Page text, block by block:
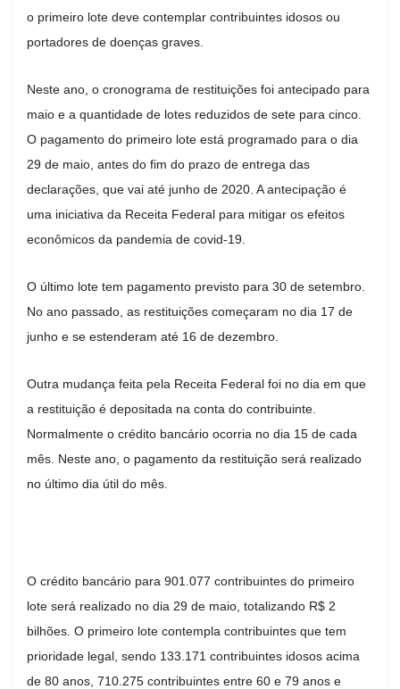
o primeiro lote deve contemplar contribuintes idosos ou
portadores de doenças graves.
Neste ano, o cronograma de restituições foi antecipado para
maio e a quantidade de lotes reduzidos de sete para cinco.
O pagamento do primeiro lote está programado para o dia
29 de maio, antes do fim do prazo de entrega das
declarações, que vai até junho de 2020. A antecipação é
uma iniciativa da Receita Federal para mitigar os efeitos
econômicos da pandemia de covid-19.
O último lote tem pagamento previsto para 30 de setembro.
No ano passado, as restituições começaram no dia 17 de
junho e se estenderam até 16 de dezembro.
Outra mudança feita pela Receita Federal foi no dia em que
a restituição é depositada na conta do contribuinte.
Normalmente o crédito bancário ocorria no dia 15 de cada
mês. Neste ano, o pagamento da restituição será realizado
no último dia útil do mês.
O crédito bancário para 901.077 contribuintes do primeiro
lote será realizado no dia 29 de maio, totalizando R$ 2
bilhões. O primeiro lote contempla contribuintes que tem
prioridade legal, sendo 133.171 contribuintes idosos acima
de 80 anos, 710.275 contribuintes entre 60 e 79 anos e